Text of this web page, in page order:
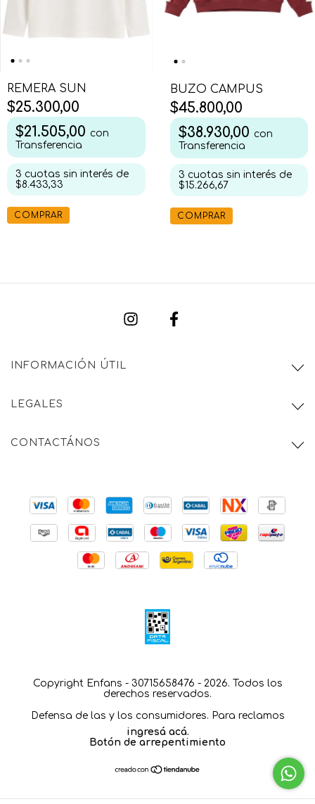
REMERA SUN
$25.300,00
$21.505,00 con
Transferencia
3 cuotas sin interés de
$8.433,33
COMPRAR
BUZO CAMPUS
$45.800,00
$38.930,00 con
Transferencia
3 cuotas sin interés de
$15.266,67
COMPRAR
INFORMACIÓN ÚTIL
LEGALES
CONTACTÁNOS
Copyright Enfans - 30715658476 - 2026. Todos los
derechos reservados.
Defensa de las y los consumidores. Para reclamos
ingresá acá.
Botón de arrepentimiento